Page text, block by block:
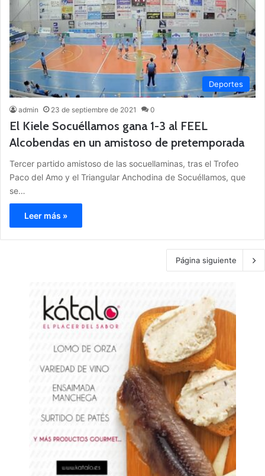
Deportes
admin 23 de septiembre de 2021 0
El Kiele Socuéllamos gana 1-3 al FEEL
Alcobendas en un amistoso de pretemporada
Tercer partido amistoso de las socuellaminas, tras el Trofeo
Paco del Amo y el Triangular Anchodina de Socuéllamos, que
se…
Leer más »
Página siguiente